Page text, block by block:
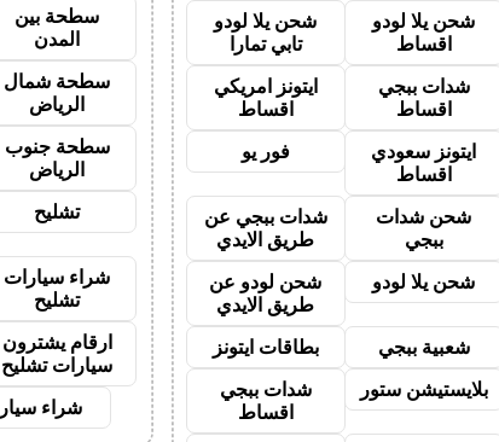
شحن يلا لودو
اقساط
شحن يلا لودو
تابي تمارا
شدات ببجي
اقساط
ايتونز امريكي
اقساط
ايتونز سعودي
اقساط
فور يو
شحن شدات
ببجي
شدات ببجي عن
طريق الايدي
شحن يلا لودو
شحن لودو عن
طريق الايدي
شعبية ببجي بطاقات ايتونز
بلايستيشن ستور
شدات ببجي
اقساط
سطحة بين
المدن
سطحة شمال
الرياض
سطحة جنوب
الرياض
تشليح
شراء سيارات
تشليح
ارقام يشترون
سيارات تشليح
شراء